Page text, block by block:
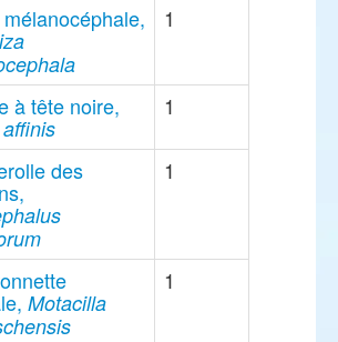
1
à tête noire, 1
des 1
Motacilla
1